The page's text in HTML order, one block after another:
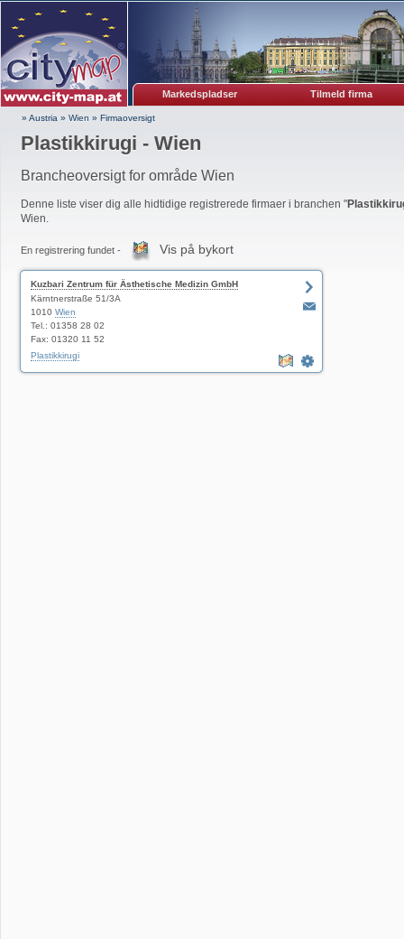
Markedspladser Tilmeld firma
» Austria » Wien » Firmaoversigt
Plastikkirugi - Wien
Brancheoversigt for område Wien
Denne liste viser dig alle hidtidige registrerede firmaer i branchen "
Wien.
En registrering fundet - Vis på bykort
Kuzbari Zentrum für Ästhetische Medizin GmbH
Kärntnerstraße 51/3A
1010 Wien
Tel.: 01358 28 02
Fax: 01320 11 52
Plastikkirugi